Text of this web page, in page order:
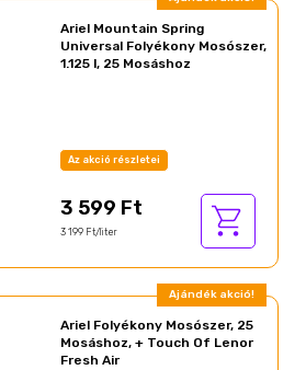
Ariel Mountain Spring
Universal Folyékony Mosószer,
1.125 l, 25 Mosáshoz
Az akció részletei
3 599 Ft
3 199 Ft/liter
Ajándék akció!
Ariel Folyékony Mosószer, 25
Mosáshoz, + Touch Of Lenor
Fresh Air